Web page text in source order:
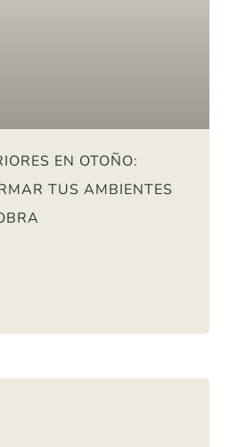
EN OTOÑO:
TUS AMBIENTES